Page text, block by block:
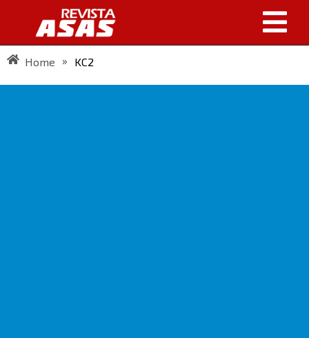
Home » KC2